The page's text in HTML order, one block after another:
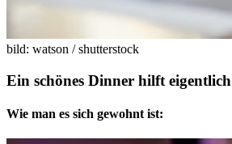
bild: watson / shutterstock
Ein schönes Dinner hilft
Wie man es sich gewohnt ist: